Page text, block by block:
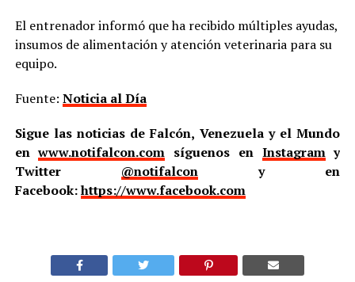
El entrenador informó que ha recibido múltiples ayudas,
insumos de alimentación y atención veterinaria para su
equipo.
Fuente: Noticia al Día
Sigue las noticias de Falcón, Venezuela y el Mundo
enwww.notifalcon.com síguenos en Instagramy
Twitter @notifalcony en
Facebook:https://www.facebook.com